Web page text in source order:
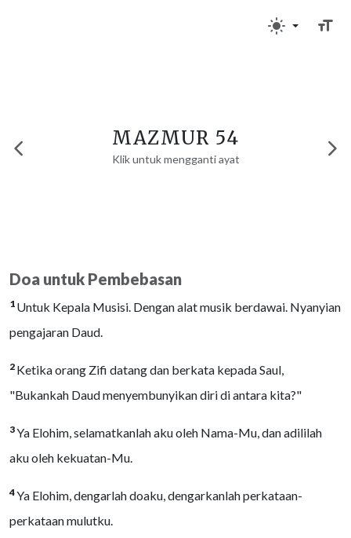
MAZMUR 54
Klik untuk mengganti ayat
Doa untuk Pembebasan
1 Untuk Kepala Musisi. Dengan alat musik berdawai. Nyanyian
pengajaran Daud.
2 Ketika orang Zifi datang dan berkata kepada Saul,
"Bukankah Daud menyembunyikan diri di antara kita?"
3Ya Elohim, selamatkanlah aku oleh Nama-Mu, dan adililah
aku oleh kekuatan-Mu.
4Ya Elohim, dengarlah doaku, dengarkanlah perkataan-
perkataan mulutku.